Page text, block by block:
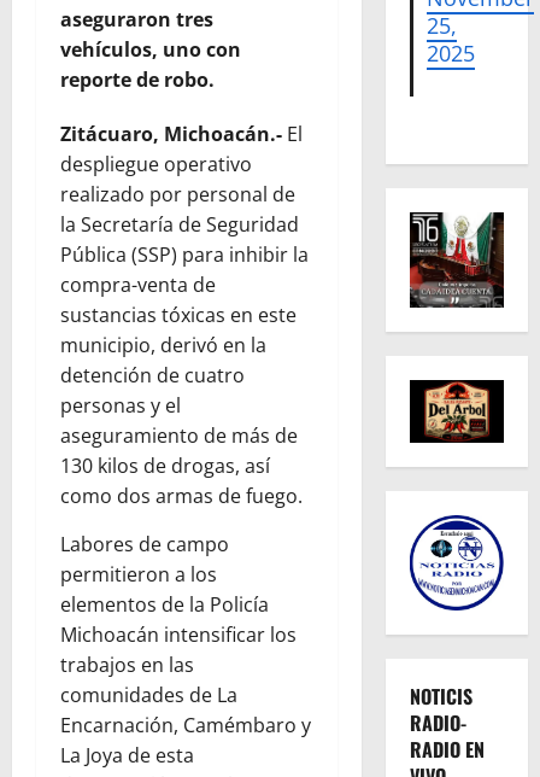
aseguraron tres
vehículos, uno con
reporte de robo.
Zitácuaro, Michoacán.- El
despliegue operativo
realizado por personal de
la Secretaría de Seguridad
Pública (SSP) para inhibir la
compra-venta de
sustancias tóxicas en este
municipio, derivó en la
detención de cuatro
personas y el
aseguramiento de más de
130 kilos de drogas, así
como dos armas de fuego.
Labores de campo
permitieron a los
elementos de la Policía
Michoacán intensificar los
trabajos en las
comunidades de La
Encarnación, Camémbaro y
La Joya de esta
25,
2025
NOTICIS
RADIO-
RADIO EN